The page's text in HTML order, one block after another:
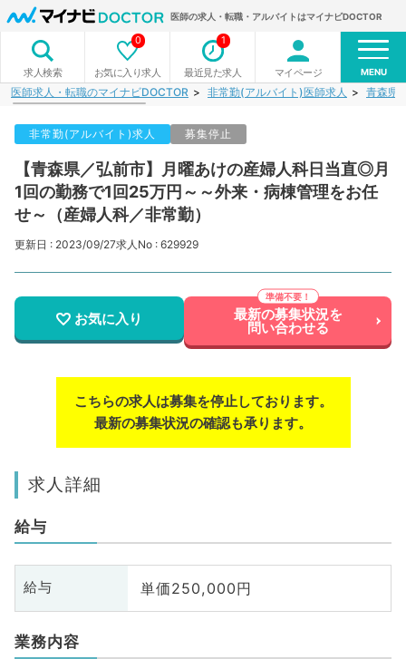
医師の求人・転職・アルバイトはマイナビDOCTOR
求人検索 お気に入り求人
0
最近見た求人
1
マイページ MENU
医師求人・転職のマイナビDOCTOR 非常勤(アルバイト)医師求人 青森県
非常勤(アルバイト)求人 募集停止
【青森県／弘前市】月曜あけの産婦人科日当直◎月
1回の勤務で1回25万円～～外来・病棟管理をお任
せ～（産婦人科／非常勤）
更新日 : 2023/09/27求人No : 629929
お気に入り 最新の募集状況を
問い合わせる
こちらの求人は募集を停止しております。
最新の募集状況の確認も承ります。
求人詳細
給与
給与 単価250,000円
業務内容